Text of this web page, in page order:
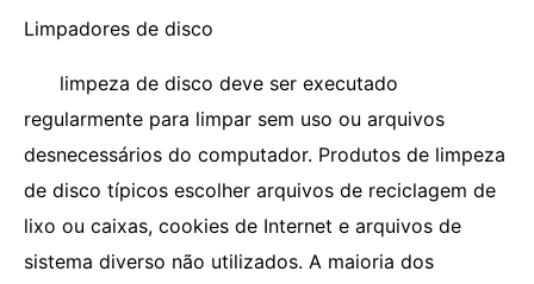
Limpadores de disco
limpeza de disco deve ser executado
regularmente para limpar sem uso ou arquivos
desnecessários do computador. Produtos de limpeza
de disco típicos escolher arquivos de reciclagem de
lixo ou caixas, cookies de Internet e arquivos de
sistema diverso não utilizados. A maioria dos